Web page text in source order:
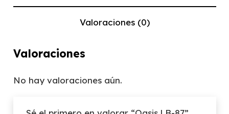
Valoraciones (0)
Valoraciones
No hay valoraciones aún.